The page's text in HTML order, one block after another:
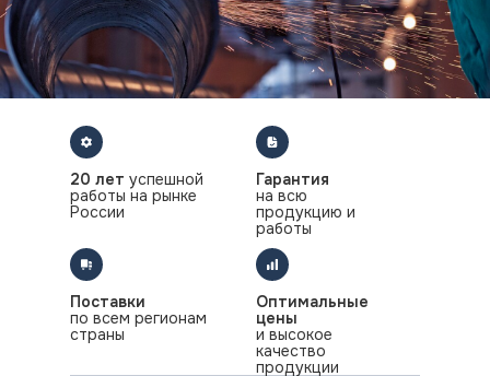
20 лет успешной
работы на рынке
России
Гарантия
на всю
продукцию и
работы
Оптимальные
цены
и высокое
качество
продукции
Поставки
по всем регионам
страны